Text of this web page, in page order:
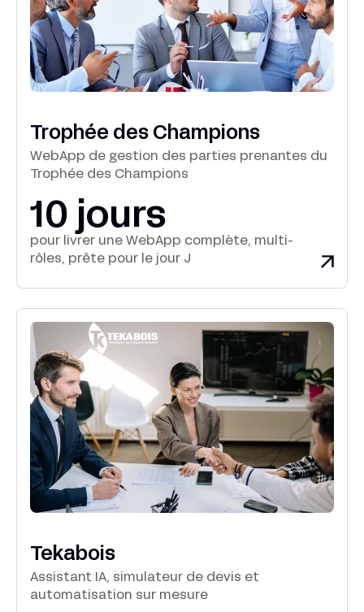
Trophée des Champions
WebApp de gestion des parties prenantes du
Trophée des Champions
10 jours
pour livrer une WebApp complète, multi-
rôles, prête pour le jour J
Tekabois
Assistant IA, simulateur de devis et
automatisation sur mesure